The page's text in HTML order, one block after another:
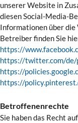
unserer Website in
diesen Social-Media-
Informationen über die
Betreiber finden Sie
https://
https://twitter.com/de/
https://
https://
Betroffenenrechte
Sie haben das Recht